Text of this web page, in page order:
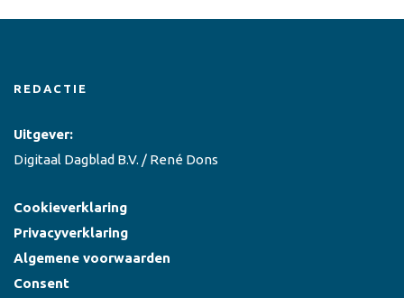
REDACTIE
Uitgever:
Digitaal Dagblad B.V. / René Dons
Cookieverklaring
Privacyverklaring
Algemene voorwaarden
Consent